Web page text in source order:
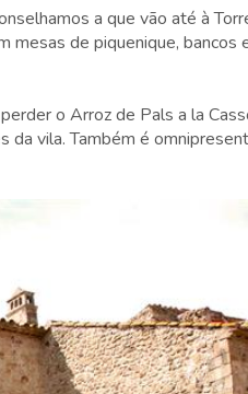
a que vão até à
mesas de piquenique, bancos
o Arroz de Pals a la
vila. Também é